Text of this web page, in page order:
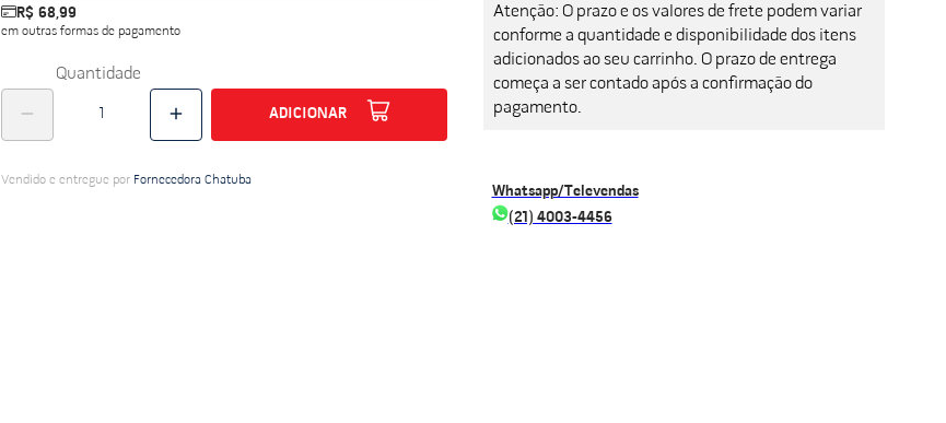
R$ 68,99
em outras formas de pagamento
Quantidade
ADICIONAR
Vendido e entregue por Fornecedora Chatuba
Atenção: O prazo e os valores de frete podem variar
conforme a quantidade e disponibilidade dos itens
adicionados ao seu carrinho. O prazo de entrega
começa a ser contado após a confirmação do
pagamento.
Whatsapp/Televendas
(21) 4003-4456